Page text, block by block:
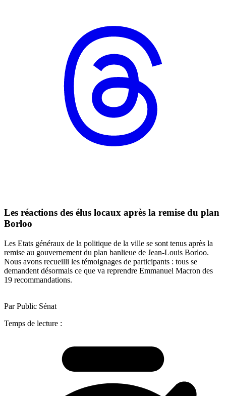
Les réactions des élus locaux après la remise du plan
Borloo
Les Etats généraux de la politique de la ville se sont tenus après la
remise au gouvernement du plan banlieue de Jean-Louis Borloo.
Nous avons recueilli les témoignages de participants : tous se
demandent désormais ce que va reprendre Emmanuel Macron des
19 recommandations.
Par Public Sénat
Temps de lecture :